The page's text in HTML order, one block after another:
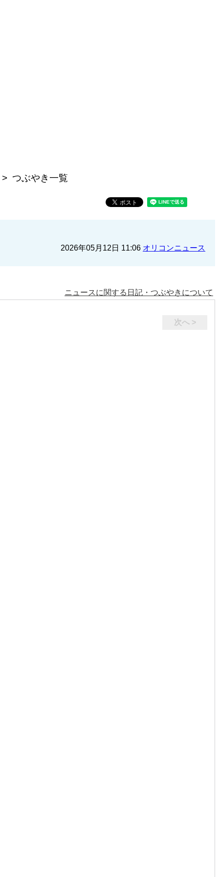
つぶやき一覧
2026年05月12日 11:06 オリコンニュース
ニュースに関する日記・つぶやきについて
次へ >